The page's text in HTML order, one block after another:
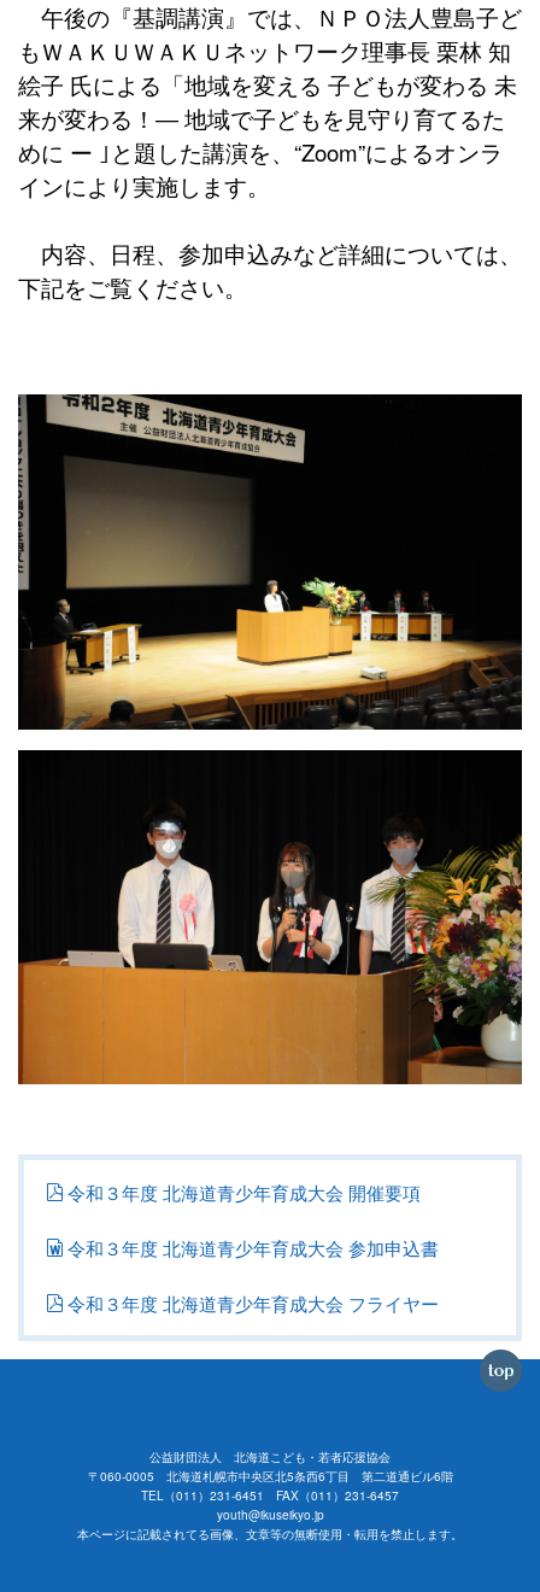
午後の『基調講演』では、ＮＰＯ法人豊島子ど
もＷＡＫＵＷＡＫＵネットワーク理事長 栗林 知
絵子 氏による「地域を変える 子どもが変わる 未
来が変わる！― 地域で子どもを見守り育てるた
めに ー ｣と題した講演を、“Zoom”によるオンラ
インにより実施します。
内容、日程、参加申込みなど詳細については、
下記をご覧ください。
令和３年度 北海道青少年育成大会 開催要項
令和３年度 北海道青少年育成大会 参加申込書
令和３年度 北海道青少年育成大会 フライヤー
公益財団法人 北海道こども・若者応援協会
〒060-0005 北海道札幌市中央区北5条西6丁目 第二道通ビル6階
TEL（011）231-6451 FAX（011）231-6457
youth@ikuseikyo.jp
本ページに記載されてる画像、文章等の無断使用・転用を禁止します。